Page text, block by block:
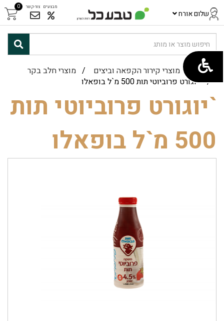
שלום אורח
0 צור-קשר מבצעים
ראשי/ מוצרי קירור הקפאה וביצים / מוצרי חלב בקר
/ `יוגורט פרוביוטי תות 500 מ`ל בופאלו
`יוגורט פרוביוטי תות
500 מ`ל בופאלו